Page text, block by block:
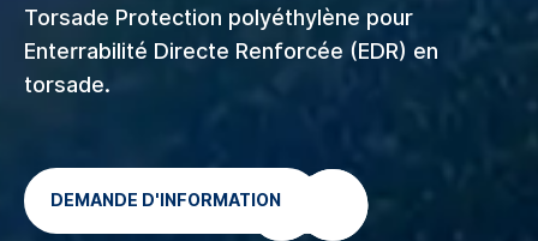
Torsade Protection polyéthylène pour
Enterrabilité Directe Renforcée (EDR) en
torsade.
DEMANDE D'INFORMATION